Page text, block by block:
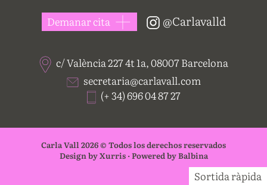
Demanar cita @Carlavalld
c/ València 227 4t 1a, 08007 Barcelona
secretaria@carlavall.com
(+ 34) 696 04 87 27
Carla Vall 2026 © Todos los derechos reservados
Design by Xurris · Powered by Balbina
Sortida ràpida